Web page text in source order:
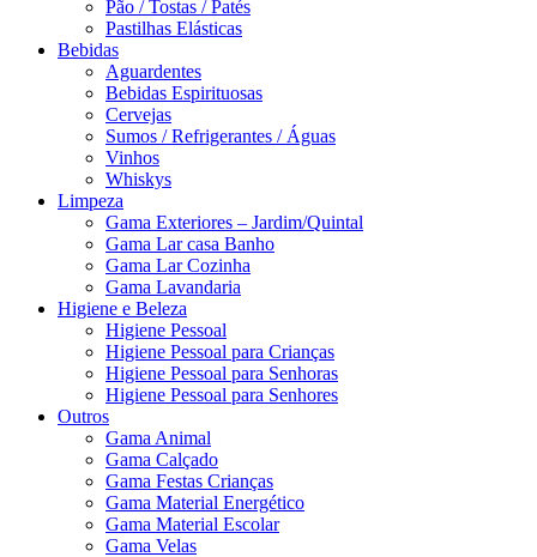
Pão / Tostas / Patés
Pastilhas Elásticas
Bebidas
Aguardentes
Bebidas Espirituosas
Cervejas
Sumos / Refrigerantes / Águas
Vinhos
Whiskys
Limpeza
Gama Exteriores – Jardim/Quintal
Gama Lar casa Banho
Gama Lar Cozinha
Gama Lavandaria
Higiene e Beleza
Higiene Pessoal
Higiene Pessoal para Crianças
Higiene Pessoal para Senhoras
Higiene Pessoal para Senhores
Outros
Gama Animal
Gama Calçado
Gama Festas Crianças
Gama Material Energético
Gama Material Escolar
Gama Velas